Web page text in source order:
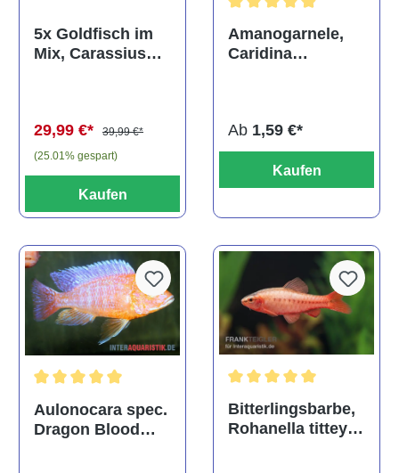
5x Goldfisch im
Mix, Carassius
29,99 €*
39,99 €*
(25.01% gespart)
Kaufen
Amanogarnele,
Caridina
Ab 1,59 €*
Kaufen
Durchschnittliche Bewertung von 5 von 5 Sternen
Aulonocara spec.
Dragon Blood
Bitterlingsbarbe,
Rohanella titteya,